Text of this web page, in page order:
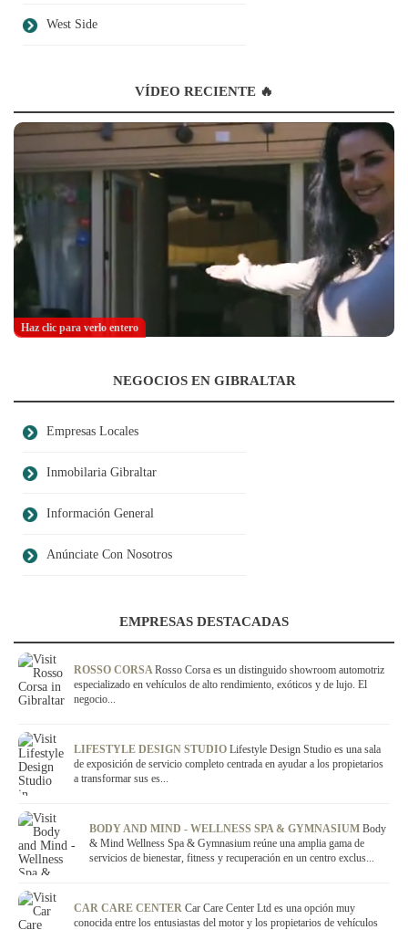
West Side
VÍDEO RECIENTE 🔥
Haz clic para verlo entero
NEGOCIOS EN GIBRALTAR
Empresas Locales
Inmobilaria Gibraltar
Información General
Anúnciate Con Nosotros
EMPRESAS DESTACADAS
ROSSO CORSARosso Corsa es un distinguido showroom automotriz
especializado en vehículos de alto rendimiento, exóticos y de lujo. El
negocio...
LIFESTYLE DESIGN STUDIO Lifestyle Design Studio es una sala
de exposición de servicio completo centrada en ayudar a los propietarios
a transformar sus es...
BODY AND MIND - WELLNESS SPA & GYMNASIUM Body
& Mind Wellness Spa & Gymnasium reúne una amplia gama de
servicios de bienestar, fitness y recuperación en un centro exclus...
CAR CARE CENTER Car Care Center Ltd es una opción muy
conocida entre los entusiastas del motor y los propietarios de vehículos